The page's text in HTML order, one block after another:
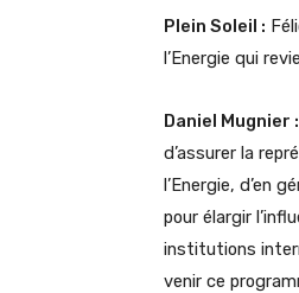
Plein Soleil :
l’Energie qui
Daniel Mugnier :
d’assurer la
l’Energie, d’en
pour élargir
institutions
venir ce